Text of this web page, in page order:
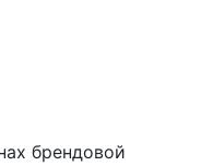
брендовой